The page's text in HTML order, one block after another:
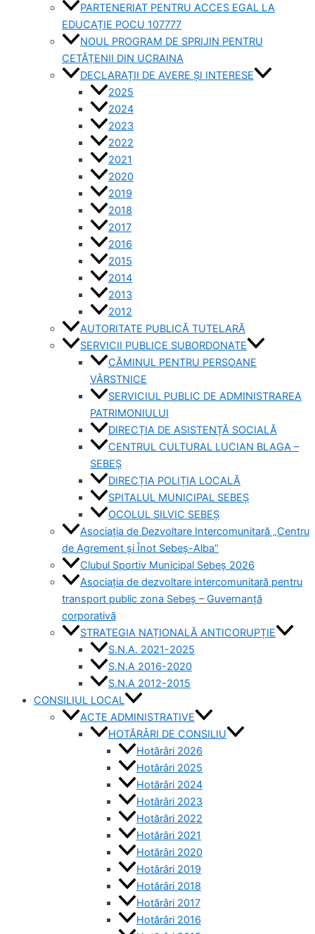
PARTENERIAT PENTRU ACCES EGAL LA
EDUCAȚIE POCU 107777
NOUL PROGRAM DE SPRIJIN PENTRU
CETĂȚENII DIN UCRAINA
DECLARAȚII DE AVERE ȘI INTERESE
2025
2024
2023
2022
2021
2020
2019
2018
2017
2016
2015
2014
2013
2012
AUTORITATE PUBLICĂ TUTELARĂ
SERVICII PUBLICE SUBORDONATE
CĂMINUL PENTRU PERSOANE
VÂRSTNICE
SERVICIUL PUBLIC DE ADMINISTRAREA
PATRIMONIULUI
DIRECȚIA DE ASISTENȚĂ SOCIALĂ
CENTRUL CULTURAL LUCIAN BLAGA –
SEBEȘ
DIRECȚIA POLIȚIA LOCALĂ
SPITALUL MUNICIPAL SEBEȘ
OCOLUL SILVIC SEBEȘ
Asociația de Dezvoltare Intercomunitară „Centru
de Agrement și Înot Sebeș-Alba”
Clubul Sportiv Municipal Sebeș 2026
Asociația de dezvoltare intercomunitară pentru
transport public zona Sebeș – Guvernanță
corporativă
STRATEGIA NAȚIONALĂ ANTICORUPȚIE
S.N.A. 2021-2025
S.N.A 2016-2020
S.N.A 2012-2015
CONSILIUL LOCAL
ACTE ADMINISTRATIVE
HOTĂRÂRI DE CONSILIU
Hotărâri 2026
Hotărâri 2025
Hotărâri 2024
Hotărâri 2023
Hotărâri 2022
Hotărâri 2021
Hotărâri 2020
Hotărâri 2019
Hotărâri 2018
Hotărâri 2017
Hotărâri 2016